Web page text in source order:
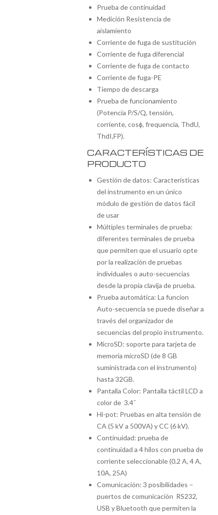
Prueba de continuidad
Medición Resistencia de
aislamiento
Corriente de fuga de sustitución
Corriente de fuga diferencial
Corriente de fuga de contacto
Corriente de fuga-PE
Tiempo de descarga
Prueba de funcionamiento
(Potencia P/S/Q, tensión,
corriente, cosϕ, frequencia, ThdU,
ThdI,FP).
CARACTERÍSTICAS DE
PRODUCTO
Gestión de datos: Características
del instrumento en un único
módulo de gestión de datos fácil
de usar
Múltiples terminales de prueba:
diferentes terminales de prueba
que permiten que el usuario opte
por la realización de pruebas
individuales o auto-secuencias
desde la propia clavija de prueba.
Prueba automática: La funcion
Auto-secuencia se puede diseñar a
través del organizador de
secuencias del propio instrumento.
MicroSD: soporte para tarjeta de
memoria microSD (de 8 GB
suministrada con el instrumento)
hasta 32GB.
Pantalla Color: Pantalla táctil LCD a
color de 3.4˝
Hi-pot: Pruebas en alta tensión de
CA (5 kV a 500VA) y CC (6 kV).
Continuidad: prueba de
continuidad a 4 hilos con prueba de
corriente seleccionable (0.2 A, 4 A,
10A, 25A)
Comunicación: 3 posibilidades –
puertos de comunicación RS232,
USB y Bluetooth que permiten la